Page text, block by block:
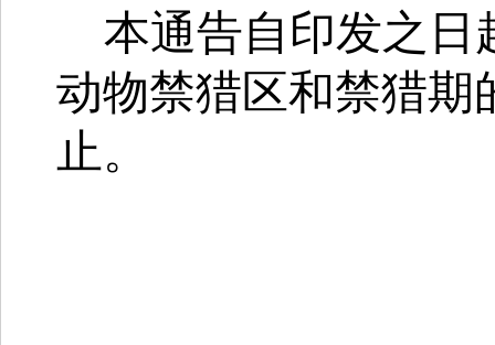
本通告自印发之日
动物禁猎区和禁猎期
止。